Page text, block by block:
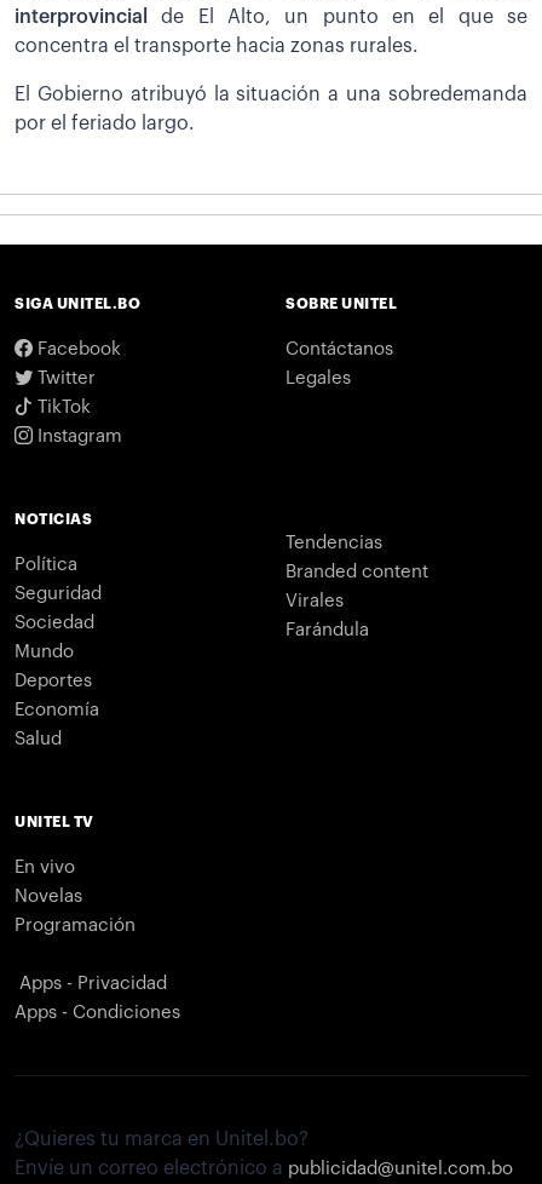
interprovincialde El Alto, un punto en el que se
concentra el transporte hacia zonas rurales.
El Gobierno atribuyó la situación a una sobredemanda
por el feriado largo.
SIGA UNITEL.BO
Facebook
Twitter
TikTok
Instagram
SOBRE UNITEL
Contáctanos
Legales
NOTICIAS
Política
Seguridad
Sociedad
Mundo
Deportes
Economía
Salud
Tendencias
Branded content
Virales
Farándula
UNITEL TV
En vivo
Novelas
Programación
Apps - Privacidad
Apps - Condiciones
¿Quieres tu marca en Unitel.bo?
Envíe un correo electrónico a publicidad@unitel.com.bo